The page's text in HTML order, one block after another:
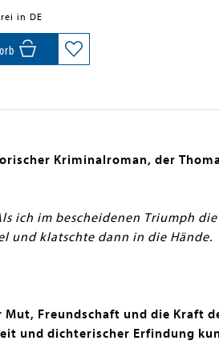
in DE
Kriminalroman, der
ich im bescheidenen Triumph
und klatschte dann in die Hände.
Mut, Freundschaft und die Kraft
und dichterischer Erfindung